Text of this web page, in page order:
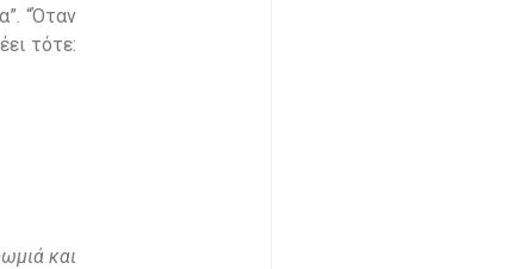
“Όταν
τότε:
και